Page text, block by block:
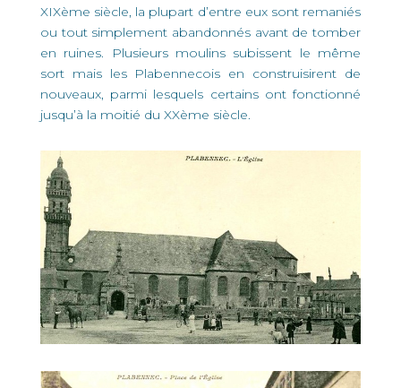
XIXème siècle, la plupart d’entre eux sont remaniés
ou tout simplement abandonnés avant de tomber
en ruines. Plusieurs moulins subissent le même
sort mais les Plabennecois en construisirent de
nouveaux, parmi lesquels certains ont fonctionné
jusqu’à la moitié du XXème siècle.